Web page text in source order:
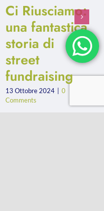
Ci Riusciamo:
una fantastica
storia di
street
fundraising
13 Ottobre 2024 | 0
Comments